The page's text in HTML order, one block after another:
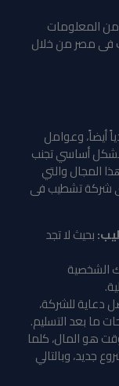
المعلومات
فى مصر من خلال
أيضاً، وعوامل
بشكل أساسي تجنب
المجال والتي
شركة تشطيب فى
بحيث لا تجد
الشخصية
دعاية للشركة،
ما بعد التسليم.
هو المال، كلما
جديد، وبالتالي